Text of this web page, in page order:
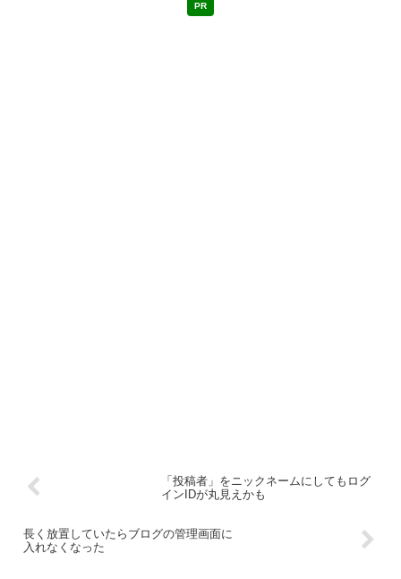
PR
「投稿者」をニックネームにしてもログ
インIDが丸見えかも
長く放置していたらブログの管理画面に
入れなくなった